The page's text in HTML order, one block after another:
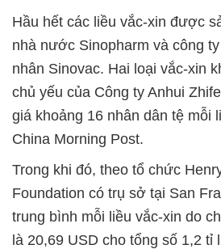
Hầu hết các liều vắc-xin được
nhà nước Sinopharm và công
nhân Sinovac. Hai loại vắc-xin
chủ yếu của Công ty Anhui
giá khoảng 16 nhân dân tệ mỗi
China Morning Post.
Trong khi đó, theo tổ chức
Foundation có trụ sở tại San
trung bình mỗi liều vắc-xin do
là 20,69 USD cho tổng số 1,2 tỉ